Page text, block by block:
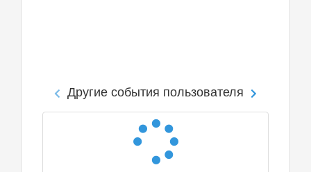
Другие события пользователя